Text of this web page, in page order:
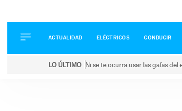
ELÉCTRICOS
CONDUCIR
ACTUALIDAD ELÉCTRICOS CONDUCIR
LO ÚLTIMO Ni se te ocurra usar las gafas